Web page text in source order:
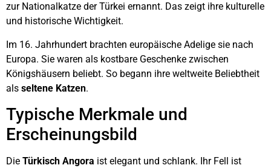
zur Nationalkatze der Türkei ernannt. Das zeigt ihre kulturelle
und historische Wichtigkeit.
Im 16. Jahrhundert brachten europäische Adelige sie nach
Europa. Sie waren als kostbare Geschenke zwischen
Königshäusern beliebt. So begann ihre weltweite Beliebtheit
als seltene Katzen.
Typische Merkmale und
Erscheinungsbild
Die Türkisch Angora ist elegant und schlank. Ihr Fell ist